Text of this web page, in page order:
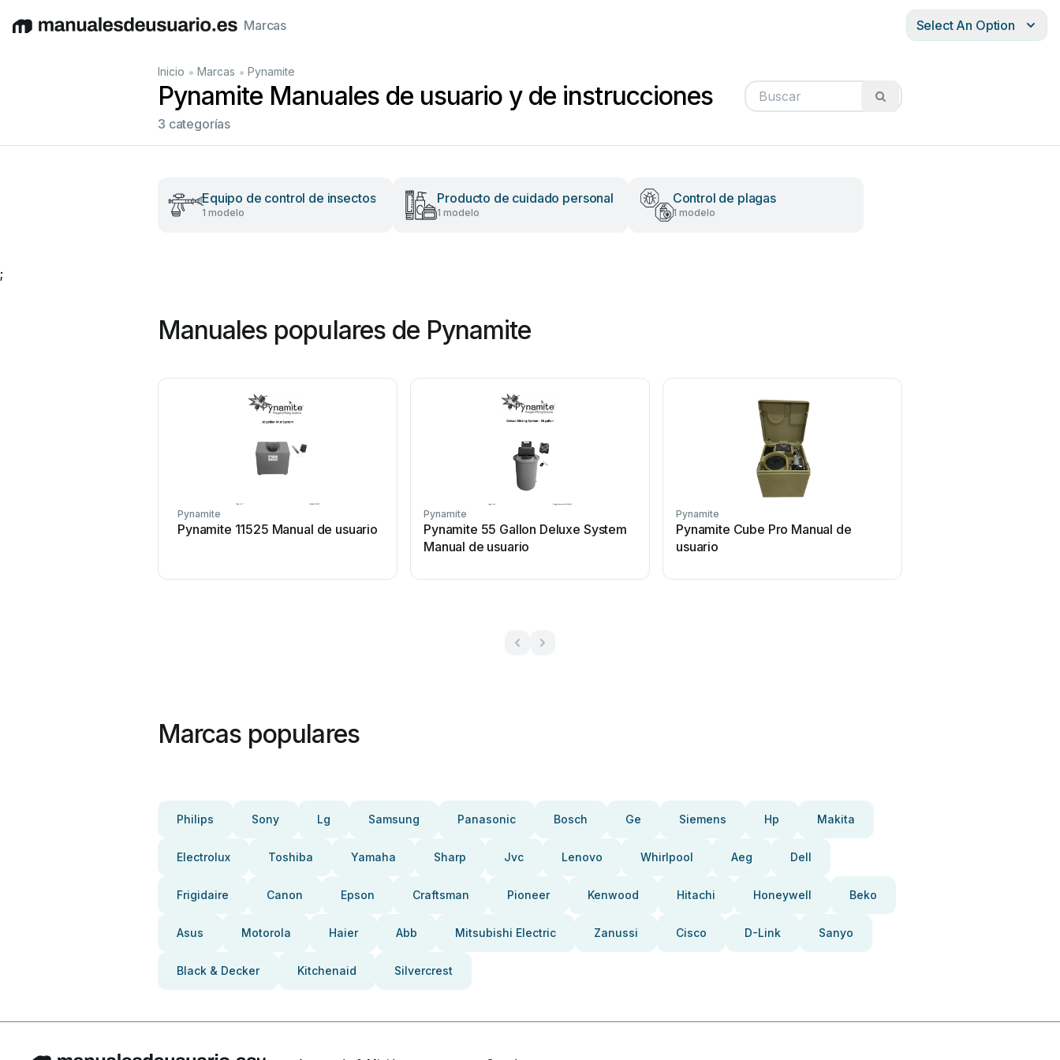
EnglishDeutschEspañolItaliano Français
Marcas Select An Option
Inicio • Marcas • Pynamite
Pynamite Manuales de usuario y de instrucciones
3 categorías
Equipo de control de insectos
1 modelo
Producto de cuidado personal
1 modelo
Control de plagas
1 modelo
;
Manuales populares de Pynamite
Pynamite
Pynamite 11525 Manual de usuario
Pynamite
Pynamite 55 Gallon Deluxe System
Manual de usuario
Pynamite
Pynamite Cube Pro Manual de
usuario
Marcas populares
Philips Sony Lg Samsung Panasonic Bosch Ge Siemens Hp Makita
Electrolux Toshiba Yamaha Sharp Jvc Lenovo Whirlpool Aeg Dell
Frigidaire Canon Epson Craftsman Pioneer Kenwood Hitachi Honeywell Beko
Asus Motorola Haier Abb Mitsubishi Electric Zanussi Cisco D-Link Sanyo
Black & Decker Kitchenaid Silvercrest